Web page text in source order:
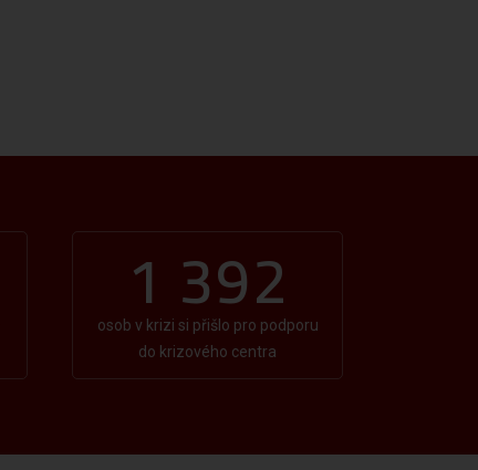
1 392
osob v krizi si přišlo pro podporu
do krizového centra